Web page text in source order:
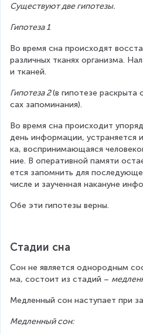
Существуют две гипотезы.
Гипотеза 1
Во время сна про­ис­хо­дят
раз­лич­ных тка­нях ор­га­низ­ма.
и тканей.
Гипотеза 2 (в гипотезе
сах за­по­ми­на­ния).
Во время сна про­ис­хо­дит
день ин­фор­ма­ции, устра­ня­ет­ся
ка, вос­при­ни­ма­ю­ща­я­ся
ние. В опе­ра­тив­ной па­мя­ти
ет­ся за­пом­нить для
числе и за­учен­ная на­ка­нуне
Обе эти ги­по­те­зы верны.
Стадии сна
Сон не яв­ля­ет­ся од­но­род­ным
ма, со­сто­ит из ста­дий –
Медленный сон наступает при
Мед­лен­ный сон: